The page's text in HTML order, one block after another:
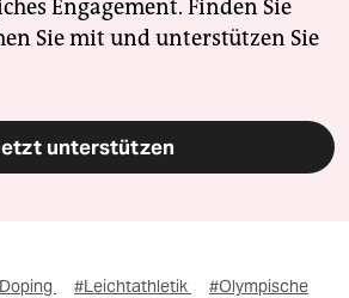
Engagement. Finden Sie
Sie mit und unterstützen Sie
unterstützen
#Leichtathletik
#Olympische